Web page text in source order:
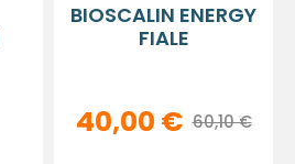
BIOSCALIN ENERGY
FIALE
40,00 € 60,10 €